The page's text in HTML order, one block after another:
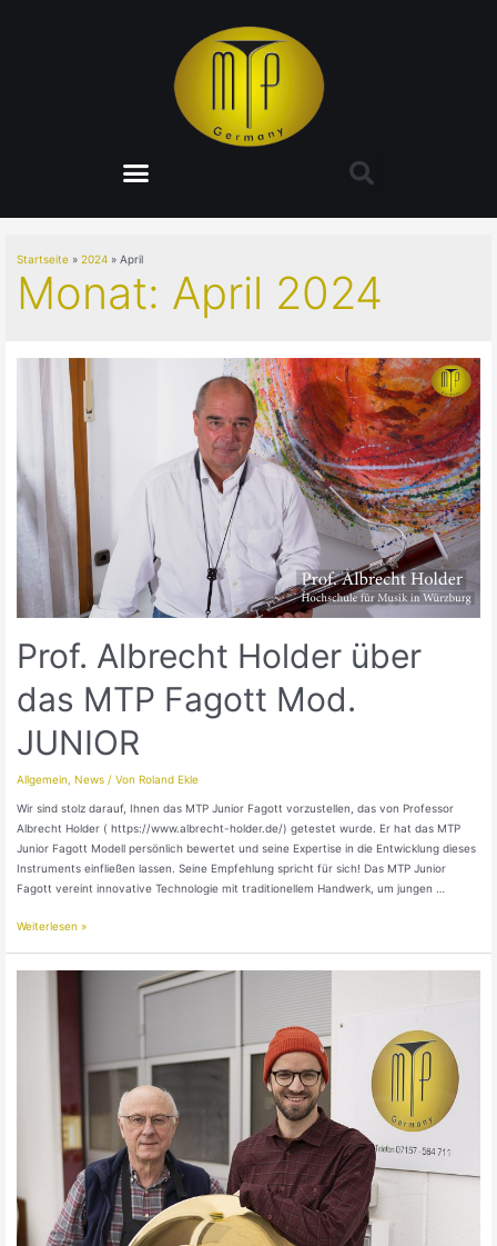
Startseite 2024 April
Monat: April 2024
Prof. Albrecht Holder über
das MTP Fagott Mod.
JUNIOR
Allgemein ,News / VonRoland Ekle
Wir sind stolz darauf, Ihnen das MTP Junior Fagott vorzustellen, das von Professor
Albrecht Holder ( https://www.albrecht-holder.de/) getestet wurde. Er hat das MTP
Junior Fagott Modell persönlich bewertet und seine Expertise in die Entwicklung dieses
Instruments einfließen lassen. Seine Empfehlung spricht für sich! Das MTP Junior
Fagott vereint innovative Technologie mit traditionellem Handwerk, um jungen …
Weiterlesen »